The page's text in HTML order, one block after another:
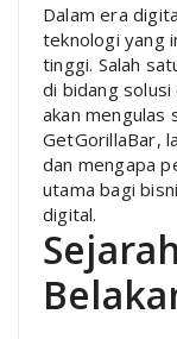
Dalam era
teknologi yang
tinggi. Salah
di bidang solusi
akan mengulas
GetGorillaBar,
dan mengapa
utama bagi
digital.